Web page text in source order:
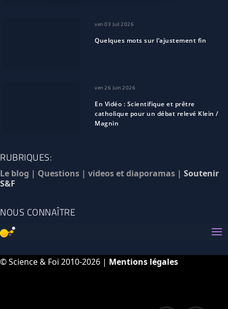
ven 03 Juil 2026
Quelques mots sur l’ajustement fin
ven 26 Juin 2026
En Vidéo : Scientifique et prêtre
catholique pour un débat relevé Klein /
Magnin
RUBRIQUES:
Le blog | Questions | videos et diaporamas | Soutenir
S&F
NOUS CONNAÎTRE
© Science & Foi 2010-2026 | Mentions légales